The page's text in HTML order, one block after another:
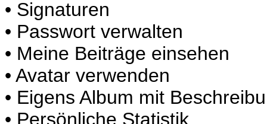
• Signaturen
• Passwort verwalten
• Meine Beiträge einsehen
• Avatar verwenden
• Eigens Album mit
• Persönliche Statistik